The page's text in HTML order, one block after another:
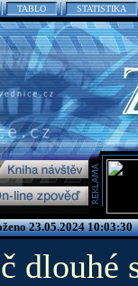
TABLO STATISTIKA
23.05.2024 10:03:30
dlouhé